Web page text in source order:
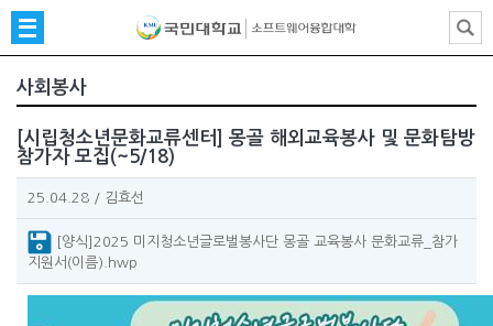
사회봉사
[시립청소년문화교류센터] 몽골 해외교육봉사 및 문화탐방
참가자 모집(~5/18)
25.04.28 / 김효선
[양식]2025 미지청소년글로벌봉사단 몽골 교육봉사 문화교류_참가
지원서(이름).hwp